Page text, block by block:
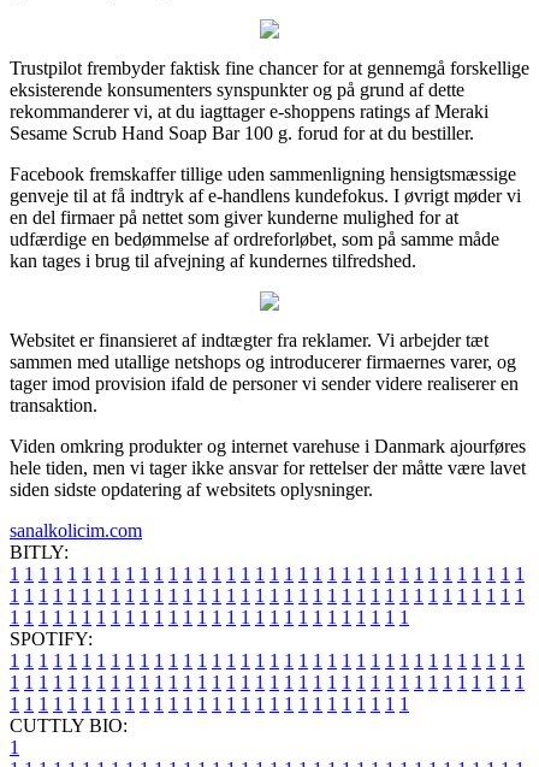
Trustpilot frembyder faktisk fine chancer for at gennemgå forskellige
eksisterende konsumenters synspunkter og på grund af dette
rekommanderer vi, at du iagttager e-shoppens ratings af Meraki
Sesame Scrub Hand Soap Bar 100 g. forud for at du bestiller.
Facebook fremskaffer tillige uden sammenligning hensigtsmæssige
genveje til at få indtryk af e-handlens kundefokus. I øvrigt møder vi
en del firmaer på nettet som giver kunderne mulighed for at
udfærdige en bedømmelse af ordreforløbet, som på samme måde
kan tages i brug til afvejning af kundernes tilfredshed.
Websitet er finansieret af indtægter fra reklamer. Vi arbejder tæt
sammen med utallige netshops og introducerer firmaernes varer, og
tager imod provision ifald de personer vi sender videre realiserer en
transaktion.
Viden omkring produkter og internet varehuse i Danmark ajourføres
hele tiden, men vi tager ikke ansvar for rettelser der måtte være lavet
siden sidste opdatering af websitets oplysninger.
sanalkolicim.com
BITLY:
1 1 1 1 1 1 1 1 1 1 1 1 1 1 1 1 1 1 1 1 1 1 1 1 1 1 1 1 1 1 1 1 1 1 1 1
1 1 1 1 1 1 1 1 1 1 1 1 1 1 1 1 1 1 1 1 1 1 1 1 1 1 1 1 1 1 1 1 1 1 1 1
1 1 1 1 1 1 1 1 1 1 1 1 1 1 1 1 1 1 1 1 1 1 1 1 1 1 1 1
SPOTIFY:
1 1 1 1 1 1 1 1 1 1 1 1 1 1 1 1 1 1 1 1 1 1 1 1 1 1 1 1 1 1 1 1 1 1 1 1
1 1 1 1 1 1 1 1 1 1 1 1 1 1 1 1 1 1 1 1 1 1 1 1 1 1 1 1 1 1 1 1 1 1 1 1
1 1 1 1 1 1 1 1 1 1 1 1 1 1 1 1 1 1 1 1 1 1 1 1 1 1 1 1
CUTTLY BIO:
1